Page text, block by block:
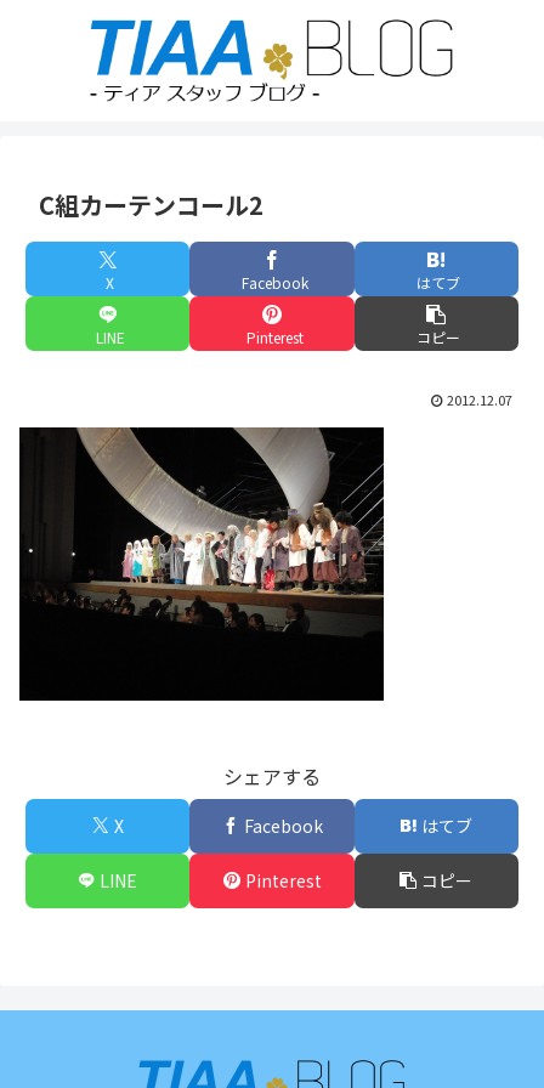
C組カーテンコール2
X Facebook はてブ
LINE Pinterest コピー
2012.12.07
シェアする
X Facebook はてブ
LINE Pinterest コピー